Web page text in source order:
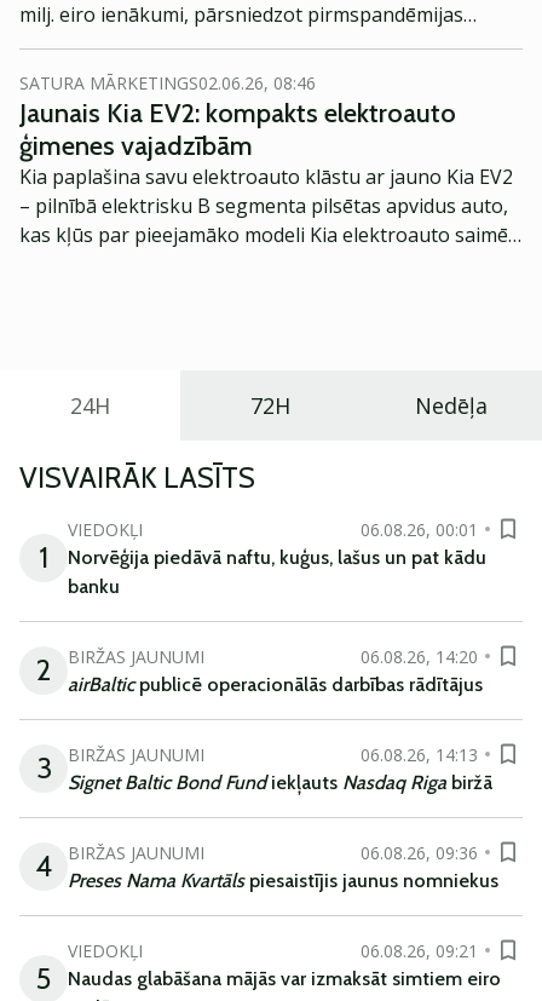
milj. eiro ienākumi, pārsniedzot pirmspandēmijas
periodu 2019. gadā.
SATURA MĀRKETINGS02.06.26, 08:46
Jaunais Kia EV2: kompakts elektroauto
ģimenes vajadzībām
Kia paplašina savu elektroauto klāstu ar jauno Kia EV2
– pilnībā elektrisku B segmenta pilsētas apvidus auto,
kas kļūs par pieejamāko modeli Kia elektroauto saimē
24H 72H Nedēļa
VISVAIRĀK LASĪTS
1
VIEDOKĻI
06.08.26, 00:01
Norvēģija piedāvā naftu, kuģus, lašus un pat kādu
banku
2 BIRŽAS JAUNUMI
06.08.26, 14:20
airBalticpublicē operacionālās darbības rādītājus
3 BIRŽAS JAUNUMI
06.08.26, 14:13
Signet Baltic Bond Fundiekļauts Nasdaq Riga biržā
4 BIRŽAS JAUNUMI
06.08.26, 09:36
Preses Nama Kvartāls piesaistījis jaunus nomniekus
5
VIEDOKĻI
06.08.26, 09:21
Naudas glabāšana mājās var izmaksāt simtiem eiro